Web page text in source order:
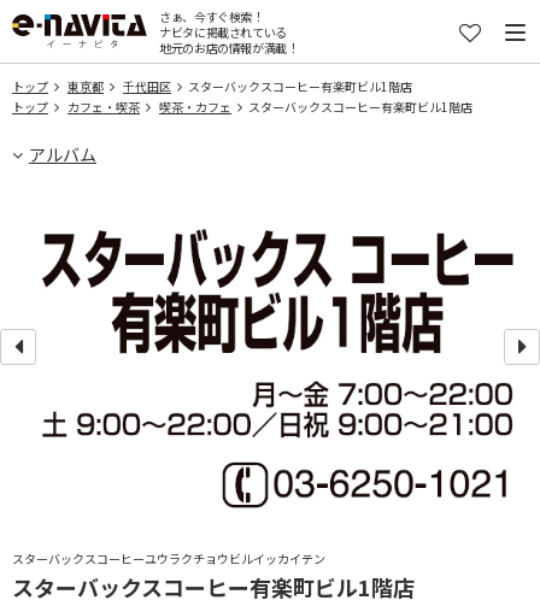
さぁ、今すぐ検索！
ナビタに掲載されている
地元のお店の情報が満載！
トップ 東京都 千代田区
スターバックスコーヒー有楽町ビル1階店
トップ
カフェ・喫茶 喫茶・カフェ スターバックスコーヒー有楽町ビル1階店
アルバム
スターバックスコーヒーユウラクチョウビルイッカイテン
スターバックスコーヒー有楽町ビル1階店